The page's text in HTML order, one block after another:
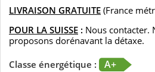
LIVRAISON GRATUITE (France
POUR LA SUISSE : Nous contacter.
proposons dorénavant la détaxe.
Classe énergétique :
A+